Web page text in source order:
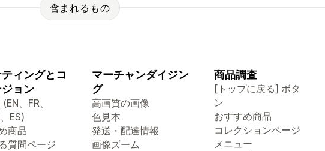
含まれるもの
ィングとコ
ョン
、FR、
ES)
商品
質問ページ
マーチャンダイジン
グ
高画質の画像
色見本
発送・配達情報
画像ズーム
商品調査
[トップに戻る] ボタ
ン
おすすめ商品
コレクションページ
メニュー